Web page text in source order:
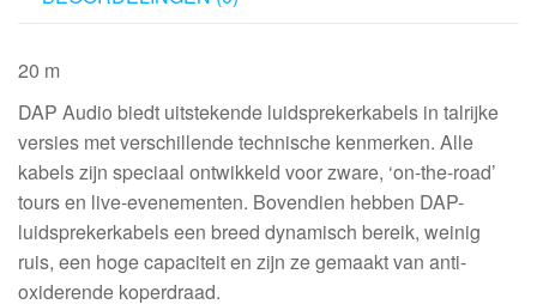
20 m
DAP Audio biedt uitstekende luidsprekerkabels in talrijke
versies met verschillende technische kenmerken. Alle
kabels zijn speciaal ontwikkeld voor zware, ‘on-the-road’
tours en live-evenementen. Bovendien hebben DAP-
luidsprekerkabels een breed dynamisch bereik, weinig
ruis, een hoge capaciteit en zijn ze gemaakt van anti-
oxiderende koperdraad.